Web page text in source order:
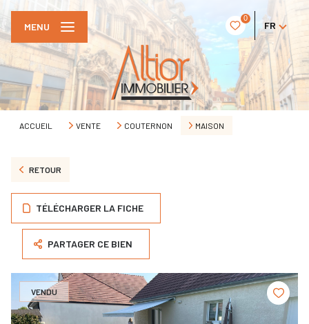
0
FR
MENU
ACCUEIL VENTE COUTERNON MAISON
RETOUR
TÉLÉCHARGER LA FICHE
PARTAGER CE BIEN
VENDU